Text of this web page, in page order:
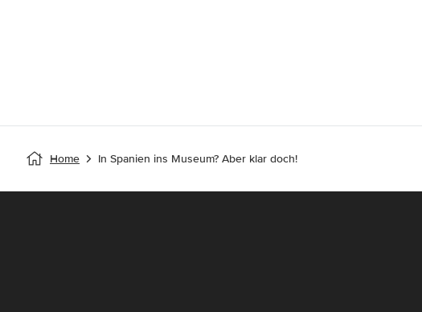
Home In Spanien ins Museum? Aber klar doch!